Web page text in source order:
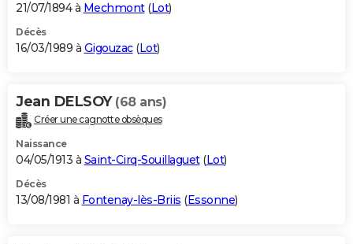
21/07/1894 à Mechmont(Lot)
Décès
16/03/1989 à Gigouzac(Lot)
Jean DELSOY (68 ans)
Créer une cagnotte obsèques
Naissance
04/05/1913 à Saint-Cirq-Souillaguet(Lot)
Décès
13/08/1981 à Fontenay-lès-Briis (Essonne)